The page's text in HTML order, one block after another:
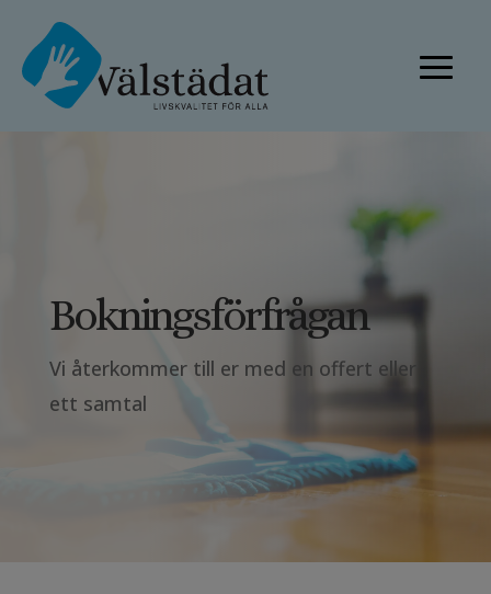
Boknings­förfrågan
Vi återkommer till er med en offert eller
ett samtal